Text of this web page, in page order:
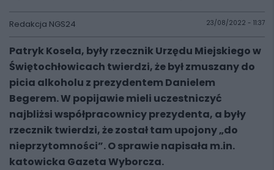
Redakcja NGS24 23/08/2022 - 11:37
Patryk Kosela, były rzecznik Urzędu Miejskiego w
Świętochłowicach twierdzi, że był zmuszany do
picia alkoholu z prezydentem Danielem
Begerem. W popijawie mieli uczestniczyć
najbliżsi współpracownicy prezydenta, a były
rzecznik twierdzi, że został tam upojony „do
nieprzytomności”. O sprawie napisała m.in.
katowicka Gazeta Wyborcza.